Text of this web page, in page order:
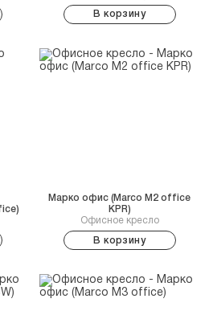
В корзину
Офисное кресло
Марко офис (Marco M2 office
KPR)
В корзину